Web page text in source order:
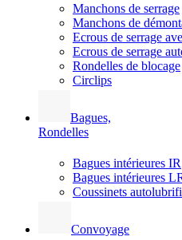
Manchons de serrage
Manchons de
Ecrous de serrage
Ecrous de serrage
Rondelles de blocage
Circlips
Bagues,
Rondelles
Bagues intérieures IR
Bagues intérieures
Coussinets
Convoyage